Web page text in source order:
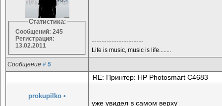
Статистика:
Сообщений: 245
Регистрация:
13.02.2011
---------------------
Life is music, music is life........
Сообщение # 5
RE: Принтер: HP Photosmart C4683
prokupilko •
уже увидел в самом верху